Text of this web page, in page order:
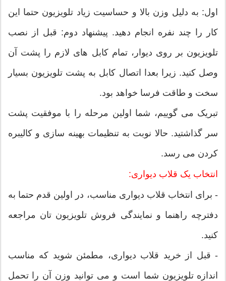
اول: به دلیل وزن بالا و حساسیت زیاد تلویزیون حتما این
کار را چند نفره انجام دهید. پیشنهاد دوم: قبل از نصب
تلویزیون بر روی دیوار، تمام کابل های لازم را پشت آن
وصل کنید. زیرا بعدا اتصال کابل به پشت تلویزیون بسیار
سخت و طاقت فرسا خواهد بود.
تبریک می گوییم، شما اولین مرحله را با موفقیت پشت
سر گذاشتید. حالا نوبت به تنظیمات بهینه سازی و کالیبره
کردن می رسد.
انتخاب یک قلاب دیواری:
‫-‬ برای انتخاب قلاب دیواری مناسب، در اولین قدم حتما به
دفترچه راهنما و نمایندگی فروش تلویزیون تان مراجعه
کنید.
‫-‬ قبل از خرید قلاب دیواری، مطمئن شوید که مناسب
اندازه تلویزیون شما است و می توانید وزن آن را تحمل